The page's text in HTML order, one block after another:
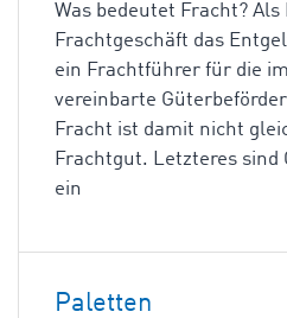
Was bedeutet Fracht?
Frachtgeschäft das
ein Frachtführer für die
vereinbarte
Fracht ist damit nicht
Frachtgut. Letzteres sind
ein
Paletten